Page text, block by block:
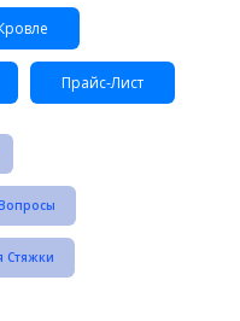
Прайс-Лист
Стяжки